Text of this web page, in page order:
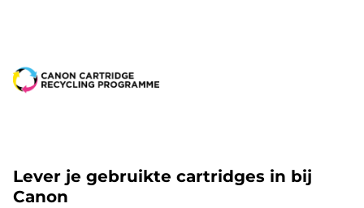
Lever je gebruikte cartridges in bij
Canon